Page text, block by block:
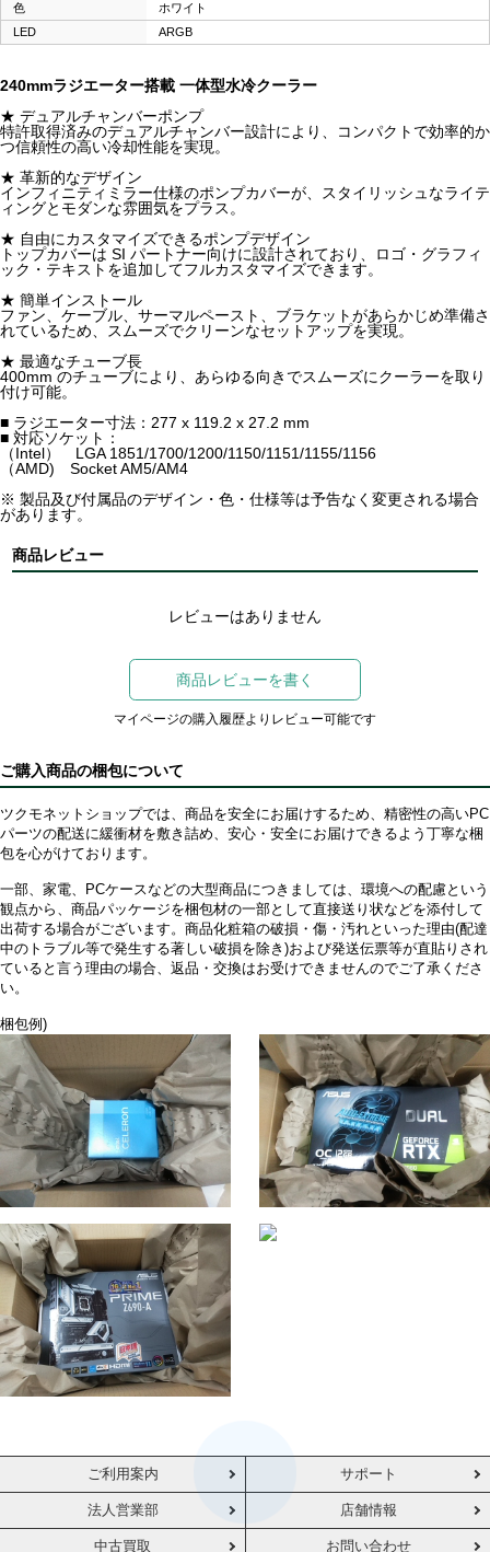
色
ホワイト
LED
ARGB
240mmラジエーター搭載 一体型水冷クーラー
★ デュアルチャンバーポンプ
特許取得済みのデュアルチャンバー設計により、コンパクトで効率的か
つ信頼性の高い冷却性能を実現。
★ 革新的なデザイン
インフィニティミラー仕様のポンプカバーが、スタイリッシュなライテ
ィングとモダンな雰囲気をプラス。
★ 自由にカスタマイズできるポンプデザイン
トップカバーは SI パートナー向けに設計されており、ロゴ・グラフィ
ック・テキストを追加してフルカスタマイズできます。
★ 簡単インストール
ファン、ケーブル、サーマルペースト、ブラケットがあらかじめ準備さ
れているため、スムーズでクリーンなセットアップを実現。
★ 最適なチューブ長
400mm のチューブにより、あらゆる向きでスムーズにクーラーを取り
付け可能。
■ ラジエーター寸法：277 x 119.2 x 27.2 mm
■ 対応ソケット：
（Intel） LGA 1851/1700/1200/1150/1151/1155/1156
（AMD) Socket AM5/AM4
※ 製品及び付属品のデザイン・色・仕様等は予告なく変更される場合
があります。
商品レビュー
レビューはありません
商品レビューを書く
マイページの購入履歴よりレビュー可能です
ご購入商品の梱包について
ツクモネットショップでは、商品を安全にお届けするため、精密性の高いPC
パーツの配送に緩衝材を敷き詰め、安心・安全にお届けできるよう丁寧な梱
包を心がけております。
一部、家電、PCケースなどの大型商品につきましては、環境への配慮という
観点から、商品パッケージを梱包材の一部として直接送り状などを添付して
出荷する場合がございます。商品化粧箱の破損・傷・汚れといった理由(配達
中のトラブル等で発生する著しい破損を除き)および発送伝票等が直貼りされ
ていると言う理由の場合、返品・交換はお受けできませんのでご了承くださ
い。
梱包例)
ご利用案内 サポート
法人営業部 店舗情報
中古買取 お問い合わせ